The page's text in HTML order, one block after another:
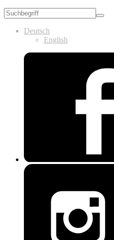
Deutsch
English